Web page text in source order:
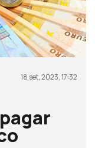
18 set, 2023, 17:32